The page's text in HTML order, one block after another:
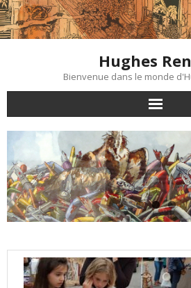
Skip
to
content
Hughes
Bienvenue dans le monde